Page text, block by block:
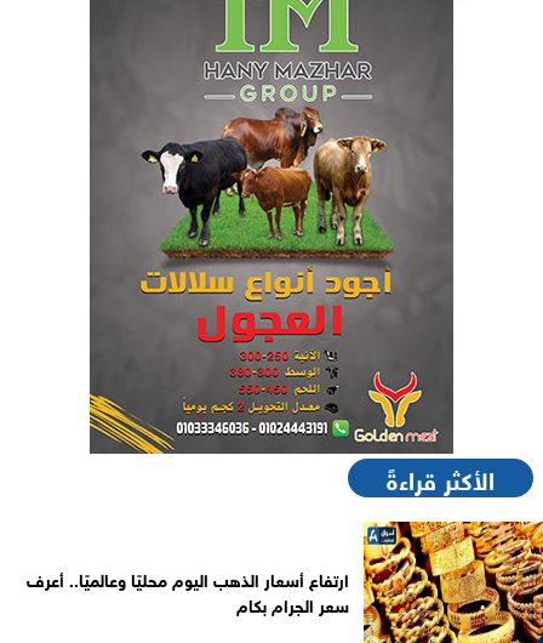
الأكثر قراءةً
ارتفاع أسعار الذهب اليوم محليًا وعالميًا.. أعرف
سعر الجرام بكام